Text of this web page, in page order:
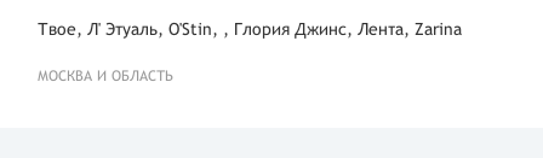
Твое, Л' Этуаль, O'Stin, , Глория Джинс, Лента, Zarina
МОСКВА И ОБЛАСТЬ